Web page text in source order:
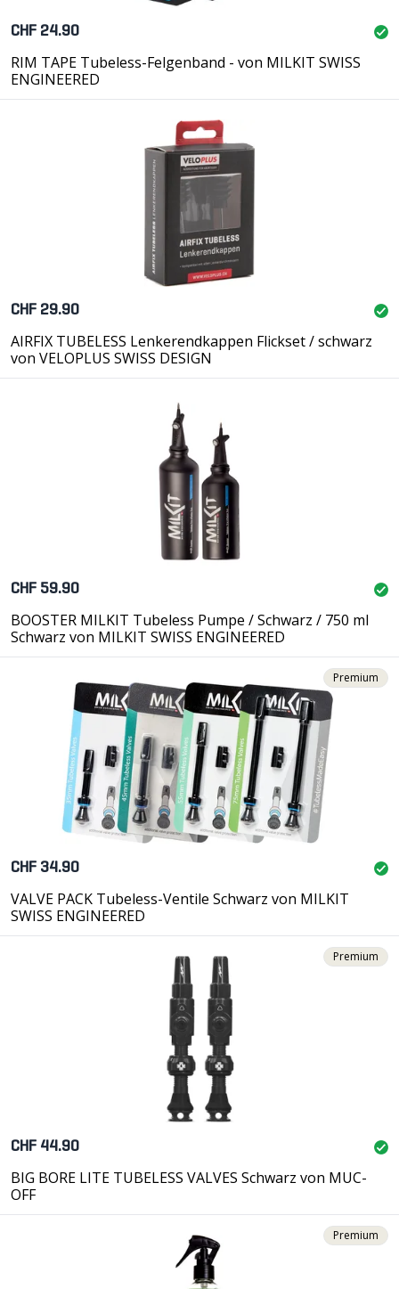
CHF 24.90
RIM TAPE Tubeless-Felgenband - von MILKIT SWISS
ENGINEERED
CHF 29.90
AIRFIX TUBELESS Lenkerendkappen Flickset / schwarz
von VELOPLUS SWISS DESIGN
CHF 59.90
BOOSTER MILKIT Tubeless Pumpe / Schwarz / 750 ml
Schwarz von MILKIT SWISS ENGINEERED
Premium
CHF 34.90
VALVE PACK Tubeless-Ventile Schwarz von MILKIT
SWISS ENGINEERED
Premium
CHF 44.90
BIG BORE LITE TUBELESS VALVES Schwarz von MUC-
OFF
Premium